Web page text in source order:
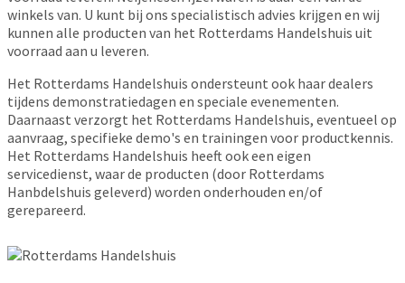
winkels van. U kunt bij ons specialistisch advies krijgen en wij
kunnen alle producten van het Rotterdams Handelshuis uit
voorraad aan u leveren.
Het Rotterdams Handelshuis ondersteunt ook haar dealers
tijdens demonstratiedagen en speciale evenementen.
Daarnaast verzorgt het Rotterdams Handelshuis, eventueel op
aanvraag, specifieke demo's en trainingen voor productkennis.
Het Rotterdams Handelshuis heeft ook een eigen
servicedienst, waar de producten (door Rotterdams
Hanbdelshuis geleverd) worden onderhouden en/of
gerepareerd.